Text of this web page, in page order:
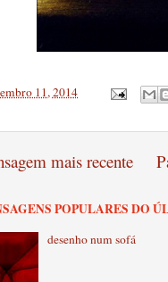
11, 2014
mais recente
POPULARES DO
desenho num sofá